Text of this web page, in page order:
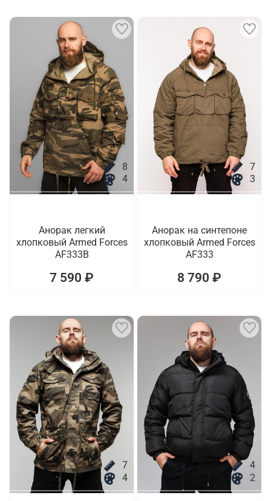
8
4
Анорак легкий
хлопковый Armed Forces
AF333B
7 590 ₽
7
3
Анорак на синтепоне
хлопковый Armed Forces
AF333
8 790 ₽
7
4
4
2